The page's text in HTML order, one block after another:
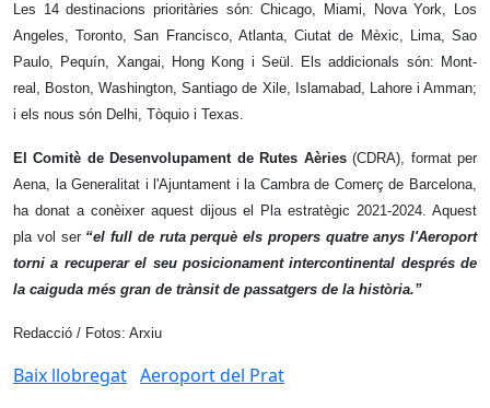
Les 14 destinacions prioritàries són: Chicago, Miami, Nova York, Los
Angeles, Toronto, San Francisco, Atlanta, Ciutat de Mèxic, Lima, Sao
Paulo, Pequín, Xangai, Hong Kong i Seül. Els addicionals són: Mont-
real, Boston, Washington, Santiago de Xile, Islamabad, Lahore i Amman;
i els nous són Delhi, Tòquio i Texas.
El Comitè de Desenvolupament de Rutes Aèries(CDRA), format per
Aena, la Generalitat i l'Ajuntament i la Cambra de Comerç de Barcelona,
ha donat a conèixer aquest dijous el Pla estratègic 2021-2024. Aquest
pla vol ser “el full de ruta perquè els propers quatre anys l'Aeroport
torni a recuperar el seu posicionament intercontinental després de
la caiguda més gran de trànsit de passatgers de la història.”
Redacció / Fotos: Arxiu
Baix llobregat Aeroport del Prat